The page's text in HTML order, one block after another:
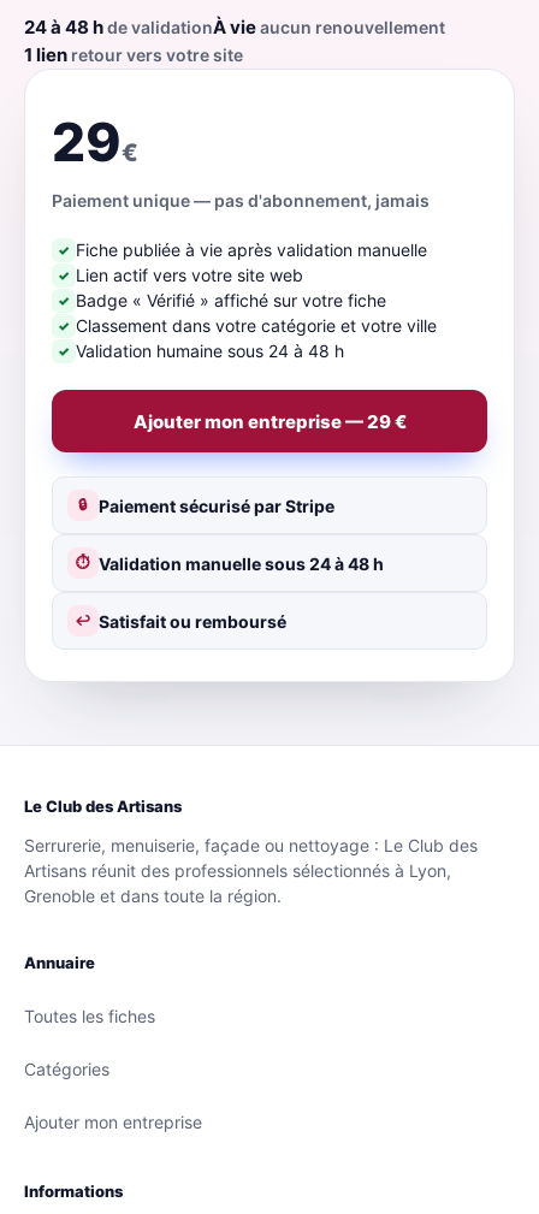
24 à 48 hde validationÀ vieaucun renouvellement
1 lien retour vers votre site
29€
Paiement unique — pas d'abonnement, jamais
✓ Fiche publiée à vie après validation manuelle
✓ Lien actif vers votre site web
✓ Badge « Vérifié » affiché sur votre fiche
✓ Classement dans votre catégorie et votre ville
✓ Validation humaine sous 24 à 48 h
Ajouter mon entreprise — 29 €
🔒 Paiement sécurisé par Stripe
⏱ Validation manuelle sous 24 à 48 h
↩ Satisfait ou remboursé
Le Club des Artisans
Serrurerie, menuiserie, façade ou nettoyage : Le Club des
Artisans réunit des professionnels sélectionnés à Lyon,
Grenoble et dans toute la région.
Annuaire
Toutes les fiches
Catégories
Ajouter mon entreprise
Informations